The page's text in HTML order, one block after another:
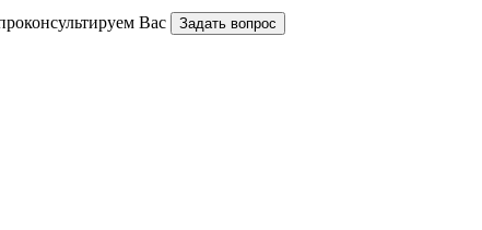
Вас Задать вопрос